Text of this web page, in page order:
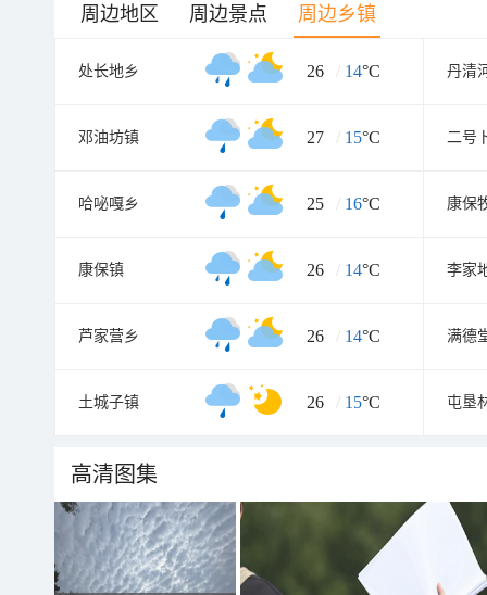
周边地区 周边景点 周边乡镇
处长地乡 26 / 14°C 丹清
邓油坊镇 27 / 15°C 二号
哈咇嘎乡 25 / 16°C 康保
康保镇 26 / 14°C 李家
芦家营乡 26 / 14°C 满德
土城子镇 26 / 15°C 屯垦
高清图集